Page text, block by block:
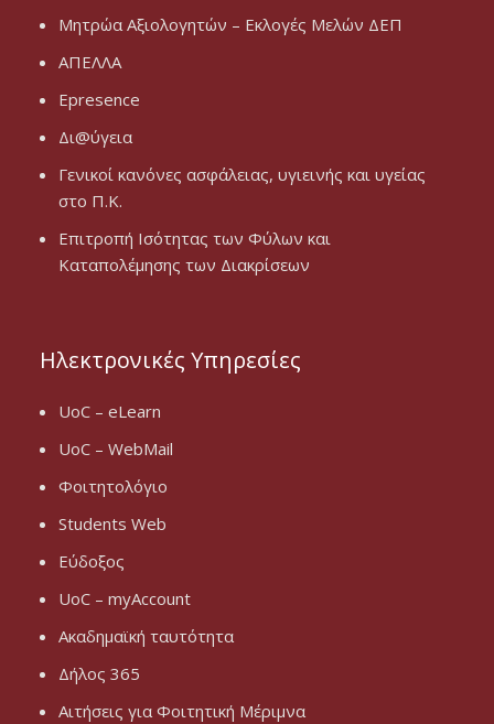
Μητρώα Αξιολογητών – Εκλογές Μελών ΔΕΠ
ΑΠΕΛΛΑ
Epresence
Δι@ύγεια
Γενικοί κανόνες ασφάλειας, υγιεινής και υγείας
στο Π.Κ.
Επιτροπή Ισότητας των Φύλων και
Καταπολέμησης των Διακρίσεων
Ηλεκτρονικές Υπηρεσίες
UoC – eLearn
UoC – WebMail
Φοιτητολόγιο
Students Web
Εύδοξος
UoC – myAccount
Ακαδημαϊκή ταυτότητα
Δήλος 365
Αιτήσεις για Φοιτητική Μέριμνα